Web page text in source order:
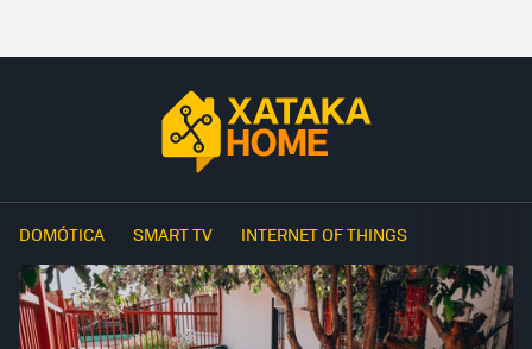
DOMÓTICA SMART TV INTERNET OF THINGS